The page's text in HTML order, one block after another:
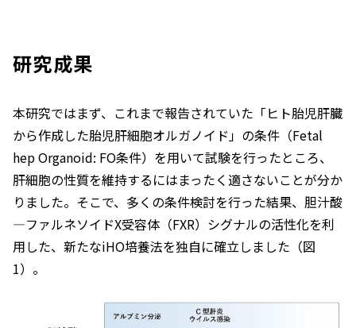
研究成果
本研究ではまず、これまで報告されていた「ヒト胎児肝臓
から作成した胎児肝細胞オルガノイド」の条件（Fetal
hep Organoid: FO条件）を用いて試験を行ったところ、
肝細胞の性質を維持するにはまったく適さないことが分か
りました。そこで、多くの条件検討を行った結果、胆汁酸
―ファルネソイドX受容体（FXR）シグナルの活性化を利
用した、新たなiHO培養法を独自に確立しました（図
1）。